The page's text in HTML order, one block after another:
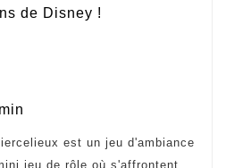
de Disney !
est un jeu d'ambiance
jeu de rôle où s'affrontent